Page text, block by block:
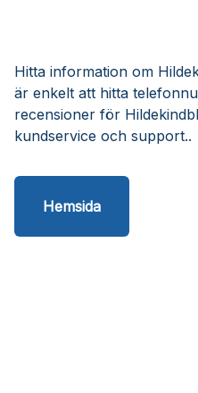
Hitta information om
är enkelt att hitta
recensioner för
kundservice och support..
Hemsida